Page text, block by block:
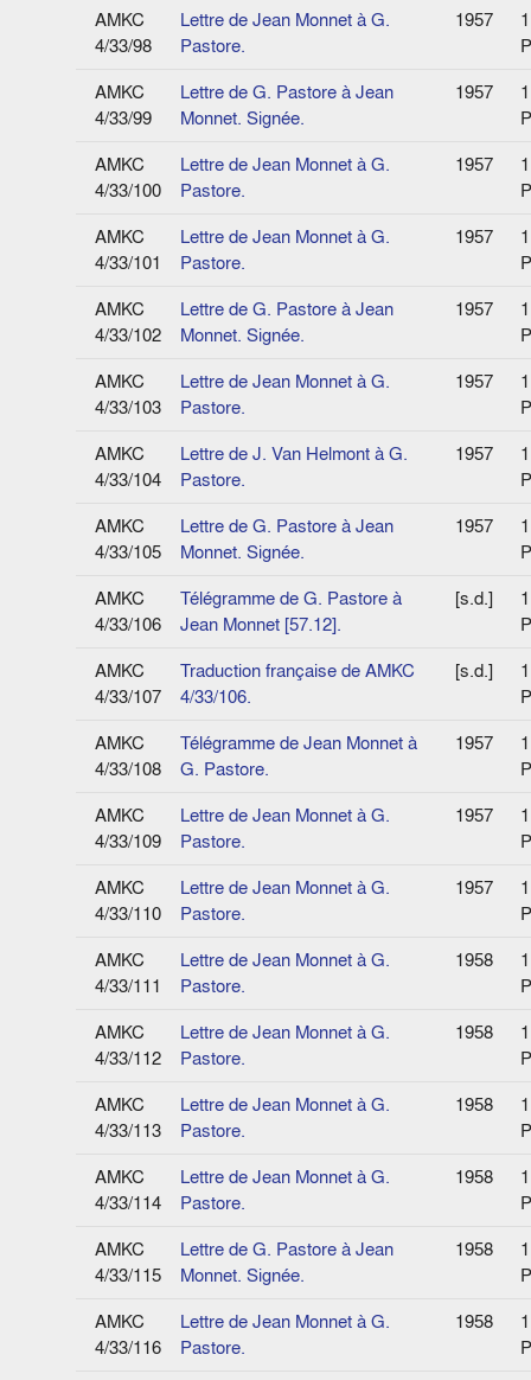
AMKC
4/33/98
Lettre de Jean Monnet à G.
Pastore.
1957
1
AMKC
4/33/99
Lettre de G. Pastore à Jean
Monnet. Signée.
1957
1
AMKC
4/33/100
Lettre de Jean Monnet à G.
Pastore.
1957
1
AMKC
4/33/101
Lettre de Jean Monnet à G.
Pastore.
1957
1
AMKC
4/33/102
Lettre de G. Pastore à Jean
Monnet. Signée.
1957
1
AMKC
4/33/103
Lettre de Jean Monnet à G.
Pastore.
1957
1
AMKC
4/33/104
Lettre de J. Van Helmont à G.
Pastore.
1957
1
AMKC
4/33/105
Lettre de G. Pastore à Jean
Monnet. Signée.
1957
1
AMKC
4/33/106
Télégramme de G. Pastore à
Jean Monnet [57.12].
[s.d.]
1
AMKC
4/33/107
Traduction française de AMKC
4/33/106.
[s.d.]
1
AMKC
4/33/108
Télégramme de Jean Monnet à
G. Pastore.
1957
1
AMKC
4/33/109
Lettre de Jean Monnet à G.
Pastore.
1957
1
AMKC
4/33/110
Lettre de Jean Monnet à G.
Pastore.
1957
1
AMKC
4/33/111
Lettre de Jean Monnet à G.
Pastore.
1958
1
AMKC
4/33/112
Lettre de Jean Monnet à G.
Pastore.
1958
1
AMKC
4/33/113
Lettre de Jean Monnet à G.
Pastore.
1958
1
AMKC
4/33/114
Lettre de Jean Monnet à G.
Pastore.
1958
1
AMKC
4/33/115
Lettre de G. Pastore à Jean
Monnet. Signée.
1958
1
AMKC
4/33/116
Lettre de Jean Monnet à G.
Pastore.
1958
1